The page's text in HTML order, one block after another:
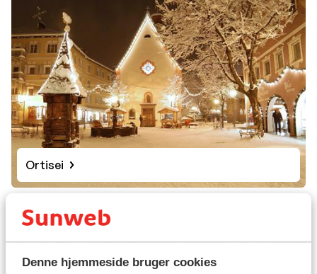
Denne hjemmeside bruger cookies
Ortisei